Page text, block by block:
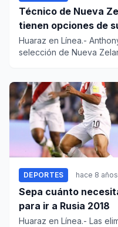
Técnico de Nueva
tienen opciones de
Huaraz en Línea.-
selección de Nueva
DEPORTES hace 8 años
Sepa cuánto
para ir a Rusia 2018
Huaraz en Línea.- Las